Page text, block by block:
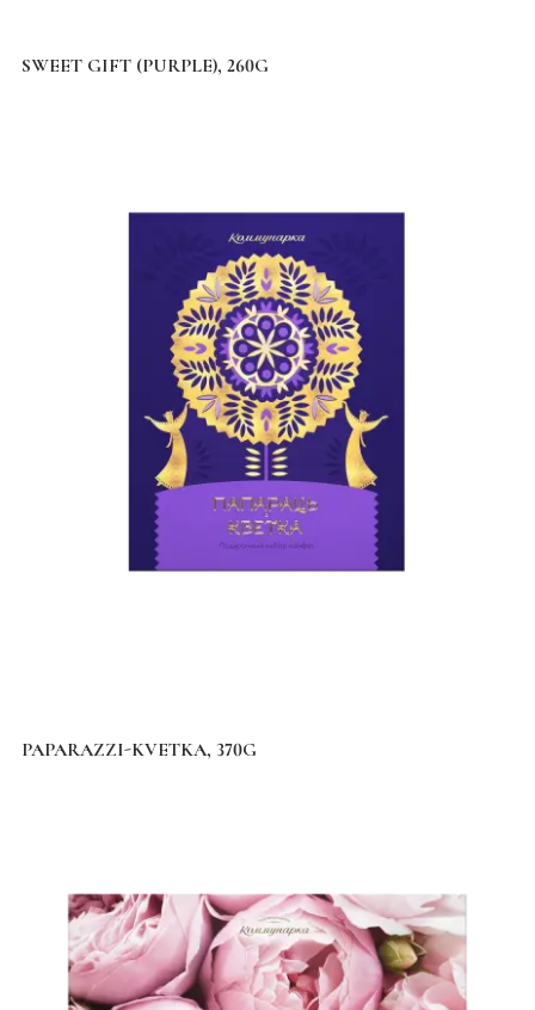
SWEET GIFT (PURPLE), 260G
PAPARAZZI-KVETKA, 370G